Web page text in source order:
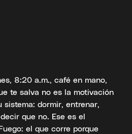
8:20 a.m., café en mano,
te salva no es la motivación
sistema: dormir, entrenar,
que no. Ese es el
el que corre porque